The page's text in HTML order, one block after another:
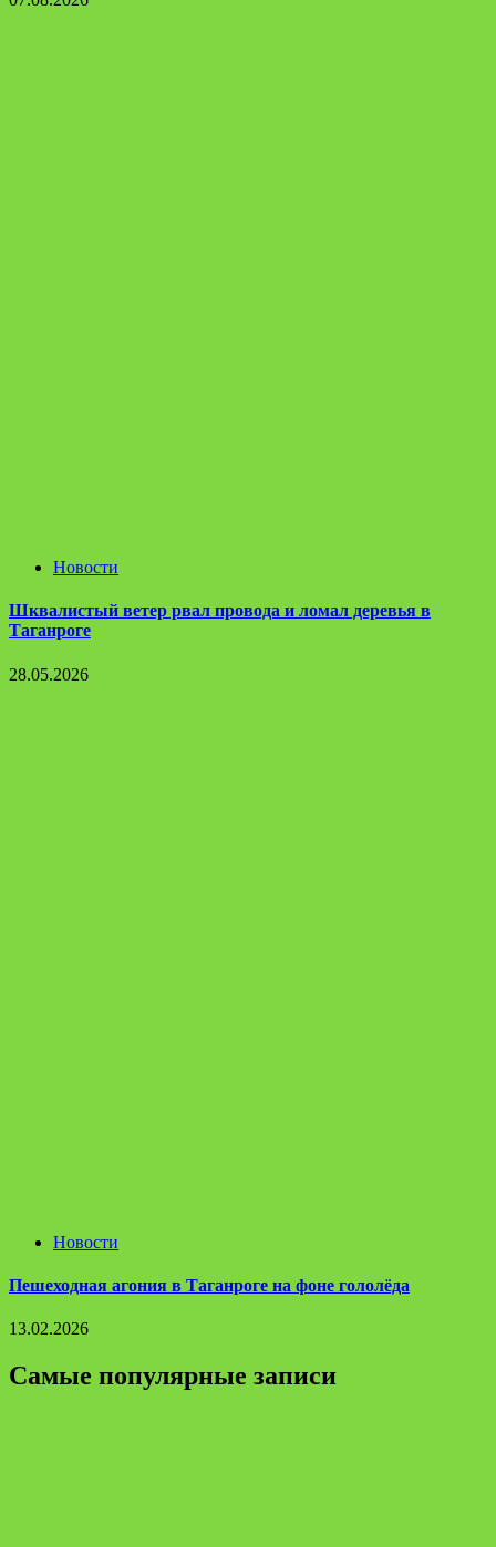
Новости
Шквалистый ветер рвал провода и ломал деревья в
Таганроге
28.05.2026
Новости
Пешеходная агония в Таганроге на фоне гололёда
13.02.2026
Самые популярные записи